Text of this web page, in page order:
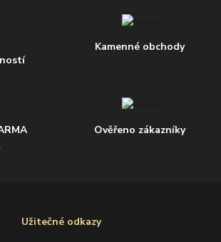
Kamenné obchody
Ověřeno zákazníky
Užitečné odkazy